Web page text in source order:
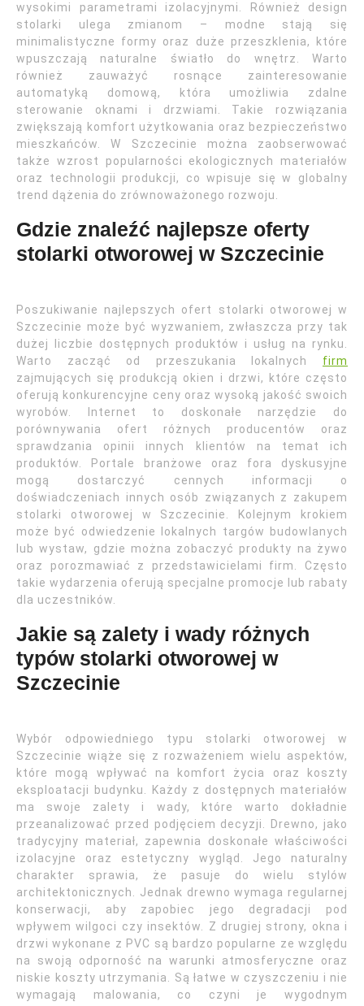
wysokimi parametrami izolacyjnymi. Również design
stolarki ulega zmianom – modne stają się
minimalistyczne formy oraz duże przeszklenia, które
wpuszczają naturalne światło do wnętrz. Warto
również zauważyć rosnące zainteresowanie
automatyką domową, która umożliwia zdalne
sterowanie oknami i drzwiami. Takie rozwiązania
zwiększają komfort użytkowania oraz bezpieczeństwo
mieszkańców. W Szczecinie można zaobserwować
także wzrost popularności ekologicznych materiałów
oraz technologii produkcji, co wpisuje się w globalny
trend dążenia do zrównoważonego rozwoju.
Gdzie znaleźć najlepsze oferty
stolarki otworowej w Szczecinie
Poszukiwanie najlepszych ofert stolarki otworowej w
Szczecinie może być wyzwaniem, zwłaszcza przy tak
dużej liczbie dostępnych produktów i usług na rynku.
Warto zacząć od przeszukania lokalnych firm
zajmujących się produkcją okien i drzwi, które często
oferują konkurencyjne ceny oraz wysoką jakość swoich
wyrobów. Internet to doskonałe narzędzie do
porównywania ofert różnych producentów oraz
sprawdzania opinii innych klientów na temat ich
produktów. Portale branżowe oraz fora dyskusyjne
mogą dostarczyć cennych informacji o
doświadczeniach innych osób związanych z zakupem
stolarki otworowej w Szczecinie. Kolejnym krokiem
może być odwiedzenie lokalnych targów budowlanych
lub wystaw, gdzie można zobaczyć produkty na żywo
oraz porozmawiać z przedstawicielami firm. Często
takie wydarzenia oferują specjalne promocje lub rabaty
dla uczestników.
Jakie są zalety i wady różnych
typów stolarki otworowej w
Szczecinie
Wybór odpowiedniego typu stolarki otworowej w
Szczecinie wiąże się z rozważeniem wielu aspektów,
które mogą wpływać na komfort życia oraz koszty
eksploatacji budynku. Każdy z dostępnych materiałów
ma swoje zalety i wady, które warto dokładnie
przeanalizować przed podjęciem decyzji. Drewno, jako
tradycyjny materiał, zapewnia doskonałe właściwości
izolacyjne oraz estetyczny wygląd. Jego naturalny
charakter sprawia, że pasuje do wielu stylów
architektonicznych. Jednak drewno wymaga regularnej
konserwacji, aby zapobiec jego degradacji pod
wpływem wilgoci czy insektów. Z drugiej strony, okna i
drzwi wykonane z PVC są bardzo popularne ze względu
na swoją odporność na warunki atmosferyczne oraz
niskie koszty utrzymania. Są łatwe w czyszczeniu i nie
wymagają malowania, co czyni je wygodnym